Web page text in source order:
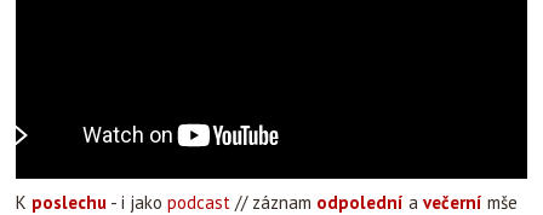
K poslechu - i jako podcast // záznam odpolední a večerní mše